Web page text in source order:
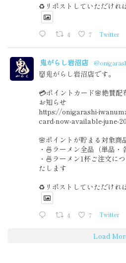
♻️リポストしていただけれ
4 7 Twitter
鬼がらし岩沼店
👹鬼がらし岩沼店です。
💳ポイントカード🌸絶賛配
お知らせ
https://onigarashi-
card-now-available-june-
🌸ポイントが貯まる対象商
・🍜ラーメン全品（単品・
・🍜ラーメン1杯ご注文に
たします
♻️リポストしていただけれ
4 7 Twitter
Load